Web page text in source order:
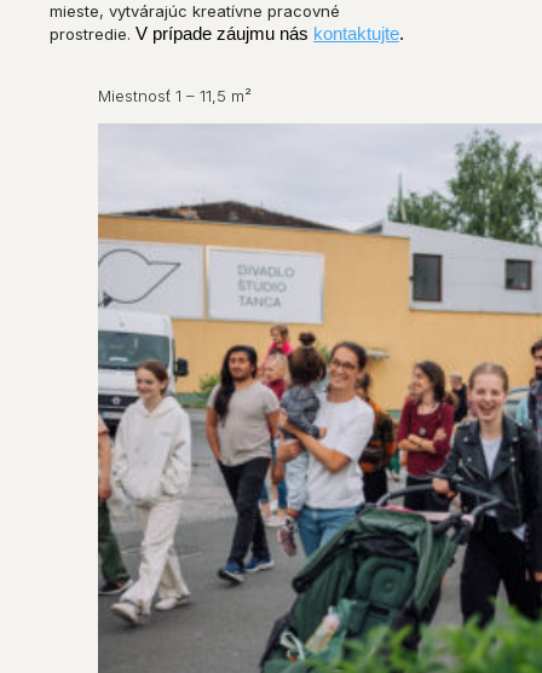
mieste, vytvárajúc kreatívne pracovné
prostredie. V prípade záujmu nás kontaktujte.
Miestnosť 1 – 11,5 m²